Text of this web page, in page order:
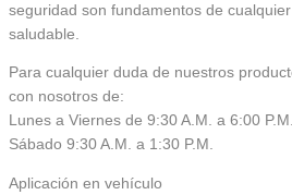
seguridad son fundamentos de
saludable.
Para cualquier duda de nuestros
con nosotros de:
Lunes a Viernes de 9:30 A.M. a 6:00 P.M.
Sábado 9:30 A.M. a 1:30 P.M.
Aplicación en vehículo